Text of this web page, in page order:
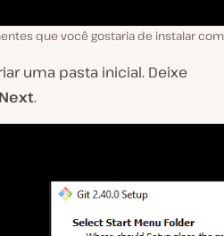
que você gostaria de instalar com
uma pasta inicial. Deixe
Next.